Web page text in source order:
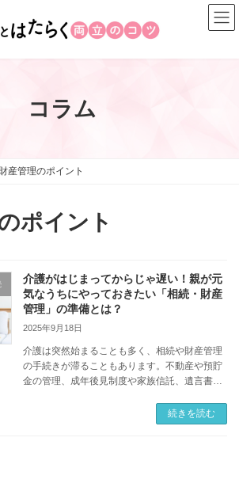
コラム
産管理のポイント
ポイント
介護がはじまってからじゃ遅い！親が元
気なうちにやっておきたい「相続・財産
管理」の準備とは？
2025年9月18日
介護は突然始まることも多く、相続や財産管理
の手続きが滞ることもあります。不動産や預貯
金の管理、成年後見制度や家族信託、遺言書の
続きを読む